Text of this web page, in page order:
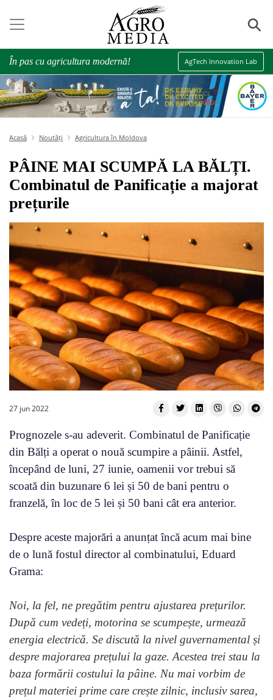
⚲
În pas cu agricultura modernă! AgTech Innovation Lab
Acasă Noutăți Agricultura în Moldova
PÂINE MAI SCUMPĂ LA BĂLȚI.
Combinatul de Panificație a majorat
prețurile
27 jun 2022
Prognozele s-au adeverit. Combinatul de Panificație
din Bălți a operat o nouă scumpire a pâinii. Astfel,
începând de luni, 27 iunie, oamenii vor trebui să
scoată din buzunare 6 lei și 50 de bani pentru o
franzelă, în loc de 5 lei și 50 bani cât era anterior.
Despre aceste majorări a anunțat încă acum mai bine
de o lună fostul director al combinatului, Eduard
Grama:
Noi, la fel, ne pregătim pentru ajustarea prețurilor.
După cum vedeți, motorina se scumpește, urmează
energia electrică. Se discută la nivel guvernamental și
despre majorarea prețului la gaze. Acestea trei stau la
baza formării costului la pâine. Nu mai vorbim de
prețul materiei prime care crește zilnic, inclusiv sarea,